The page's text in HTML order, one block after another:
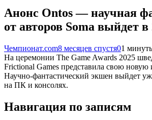
Анонс Ontos — научная
от авторов Soma выйдет в
Чемпионат.com8 месяцев спустя01
На церемонии The Game Awards 2025
Frictional Games представила свою
Научно-фантастический экшен выйдет
на ПК и консолях.
Навигация по записям